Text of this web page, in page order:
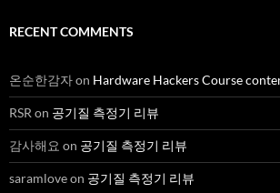
RECENT COMMENTS
온순한감자on Hardware Hackers Course
RSR on 공기질 측정기 리뷰
감사해요 on 공기질 측정기 리뷰
saramloveon 공기질 측정기 리뷰